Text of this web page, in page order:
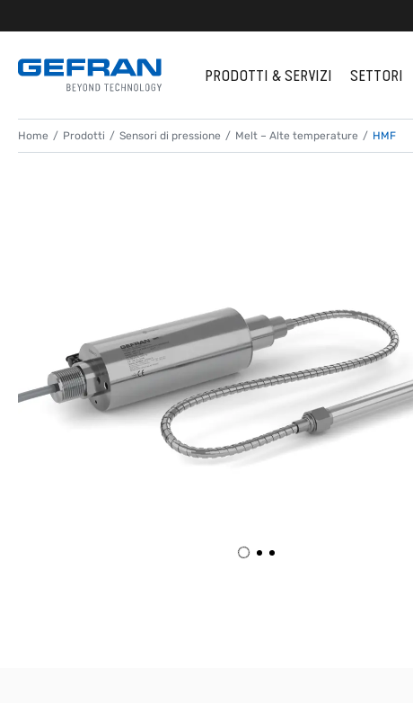
PRODOTTI & SERVIZI SETTORI
Home Prodotti Sensori di pressione Melt – Alte temperature HMF